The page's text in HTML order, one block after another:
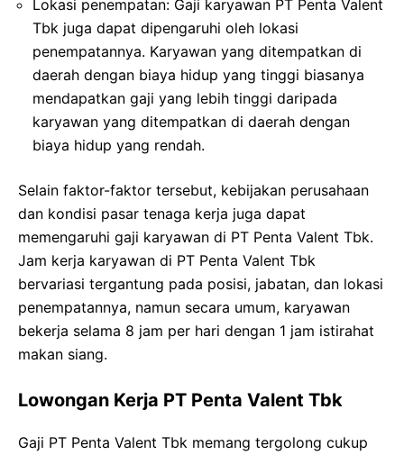
Lokasi penempatan: Gaji karyawan PT Penta Valent
Tbk juga dapat dipengaruhi oleh lokasi
penempatannya. Karyawan yang ditempatkan di
daerah dengan biaya hidup yang tinggi biasanya
mendapatkan gaji yang lebih tinggi daripada
karyawan yang ditempatkan di daerah dengan
biaya hidup yang rendah.
Selain faktor-faktor tersebut, kebijakan perusahaan
dan kondisi pasar tenaga kerja juga dapat
memengaruhi gaji karyawan di PT Penta Valent Tbk.
Jam kerja karyawan di PT Penta Valent Tbk
bervariasi tergantung pada posisi, jabatan, dan lokasi
penempatannya, namun secara umum, karyawan
bekerja selama 8 jam per hari dengan 1 jam istirahat
makan siang.
Lowongan Kerja PT Penta Valent Tbk
Gaji PT Penta Valent Tbk memang tergolong cukup